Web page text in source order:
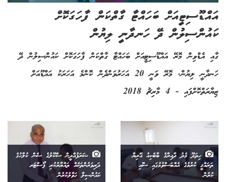
އައްޑޫސިޓީއަށް ބަހައްޓާ ގާތްކަން ފާހަގަކޮށް
ކައުންސިލުން ދޭ ހަނދާނީ ލިޔުން
ގާއި އެޑްވިން މޮރޭ އައްޑޫސިޓީއަށް ބަހައްޓާ ގާތްކަން ފާހަގަކޮށް ކައުންސިލުން ދޭ
ހަނދާނީ ލިޔުން. މޮރޭ ވަނީ 20 އަހަރުވަންދެން ކޮންމެ އަހަރަކު އައްޑޫއަށް
ޒިޔާރަތްކޮށްފައި - 4 މާރިޗު 2018
ހިތަދޫ މެދު ދާއިރާގެ ބާބެކިއު އޭރިޔާ
ތަރައްޤީ ކުރުމުގެ އެއްބަސްވުމުގައި ސޮއި
ކުރުން
ޝަރަފުއްދީން ސްކޫލުގެ ސެން ކުލާހުގެ
ދަރިވަރުންތަކެއް ތައްޔާރުކުރި ޕޯސްޓަރ
ކައުންސިލާ ހަވާލުކުރުން